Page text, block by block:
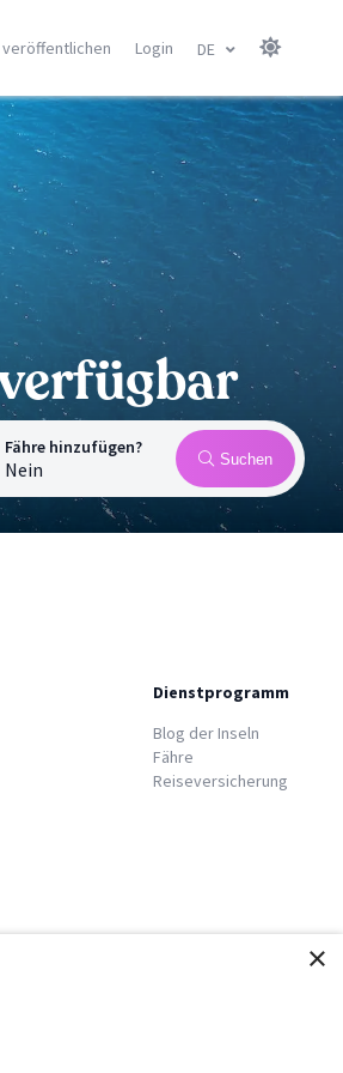
Balearen
Menorca
Mallorca
Ibiza
Login DE
Fähre hinzufügen?
Nein Suchen
Dienstprogramm
Blog der Inseln
Fähre
Reiseversicherung
×